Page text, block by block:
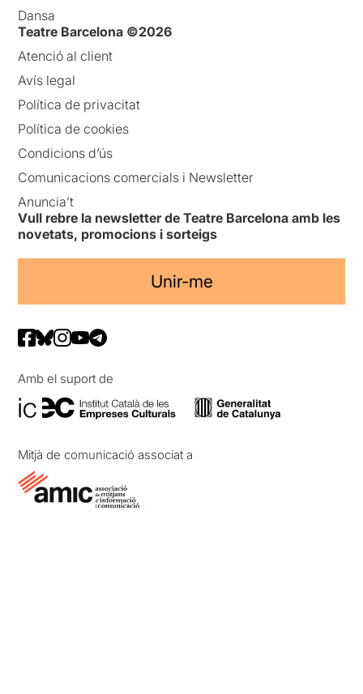
Dansa
Teatre Barcelona ©2026
Atenció al client
Avís legal
Política de privacitat
Política de cookies
Condicions d’ús
Comunicacions comercials i Newsletter
Anuncia’t
Vull rebre la newsletter de Teatre Barcelona amb les
novetats, promocions i sorteigs
Unir-me
Amb el suport de
Mitjà de comunicació associat a